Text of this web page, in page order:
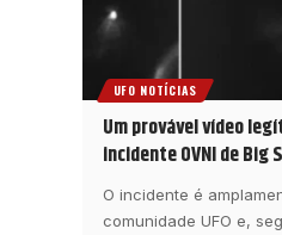
UFO NOTÍCIAS
Um provável vídeo
incidente OVNI de Big
O incidente é
comunidade UFO e,